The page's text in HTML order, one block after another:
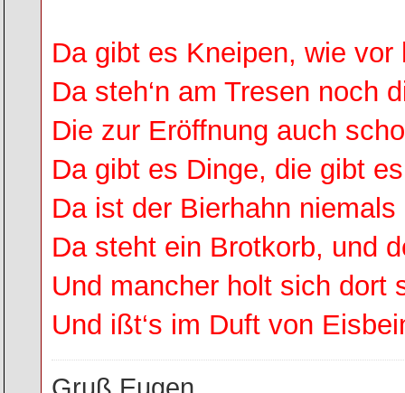
Da gibt es Kneipen, wie vor
Da steh‘n am Tresen noch
Die zur Eröffnung auch
Da gibt es Dinge, die gibt
Da ist der Bierhahn
Da steht ein Brotkorb, und
Und mancher holt sich dort
Und ißt‘s im Duft von